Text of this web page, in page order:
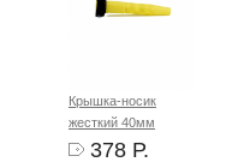
Крышка-носик
жесткий 40мм
378 Р.